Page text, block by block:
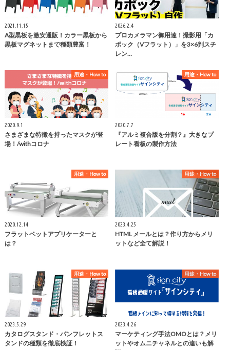
2021.11.15
A型黒板を激安通販！カラー黒板から
黒板マグネットまで種類豊富！
2026.2.4
プロカメラマン御用達！撮影用「カ
ポック（Vフラット）」を3×6判スチ
レン…
用途・How to
2020.9.1
さまざまな特徴を持ったマスクが登
場！/withコロナ
用途・How to
2020.7.7
『アルミ複合版を分割？』大きなプ
レート看板の製作方法
用途・How to
2020.12.14
フラットベットアプリケーターと
は？
用途・How to
2023.4.25
HTML メールとは？作り方からメリ
ットなど全て解説！
用途・How to
2023.5.29
カタログスタンド・パンフレットス
タンドの種類を徹底検証！
用途・How to
2023.4.26
マーケティング手法OMOとは？メリ
ットやオムニチャネルとの違いも解